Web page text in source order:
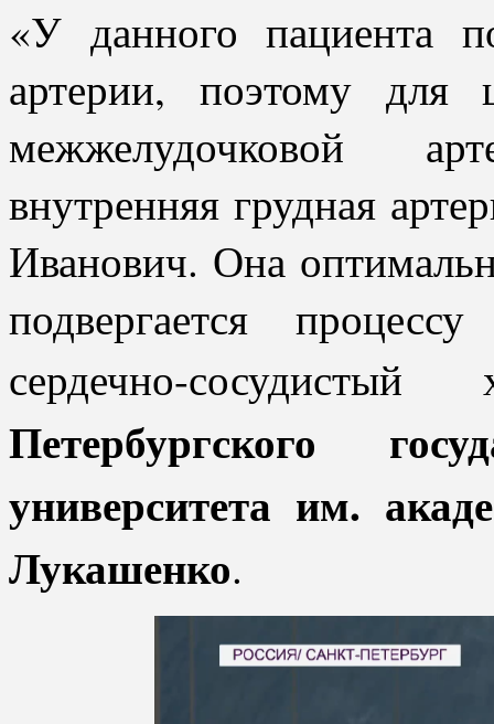
«У данного пациента
артерии, поэтому для
межжелудочковой
внутренняя грудная
Иванович. Она
подвергается
сердечно-
Петербургского
университета им.
Лукашенко.